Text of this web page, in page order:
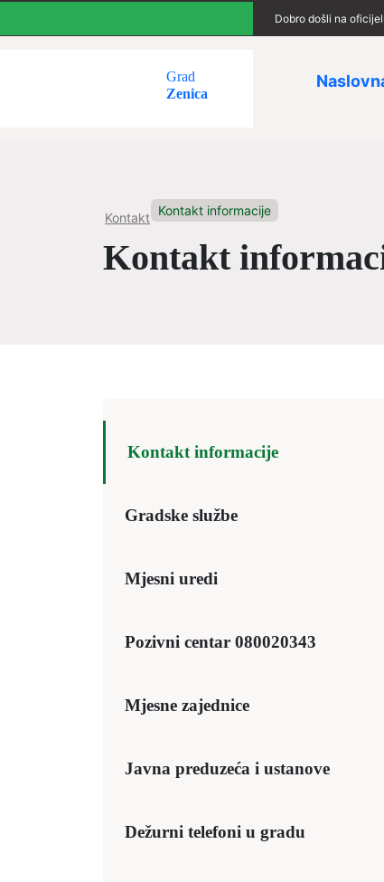
Dobro došli na
Grad
Zenica
Kontakt Kontakt informacije
Kontakt
Kontakt informacije
Gradske službe
Mjesni uredi
Pozivni centar 080020343
Mjesne zajednice
Javna preduzeća i ustanove
Dežurni telefoni u gradu